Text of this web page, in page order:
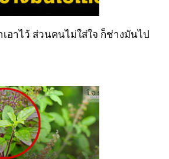
อาไว้ ส่วนคนไม่ใส่ใจ ก็ช่างมันไป